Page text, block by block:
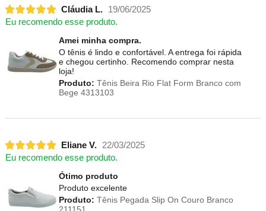
Cláudia L.
19/06/2025
Eu recomendo esse produto.
Amei minha compra.
O tênis é lindo e confortável. A entrega foi rápida
e chegou certinho. Recomendo comprar nesta
loja!
Produto: Tênis Beira Rio Flat Form Branco com
Bege 4313103
Eliane V.
22/03/2025
Eu recomendo esse produto.
Ótimo produto
Produto excelente
Produto: Tênis Pegada Slip On Couro Branco